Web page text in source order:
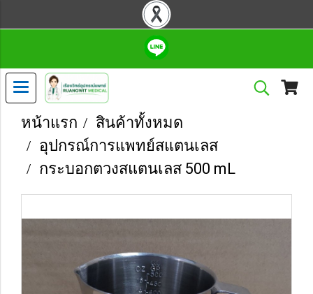
หน้าแรก
สินค้าทั้งหมด
อุปกรณ์การแพทย์สแตนเลส
กระบอกตวงสแตนเลส 500 mL